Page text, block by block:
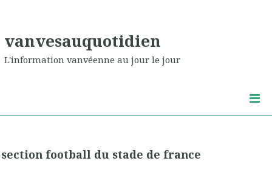
vanvesauquotidien
L'information vanvéenne au jour le jour
section football du stade de france